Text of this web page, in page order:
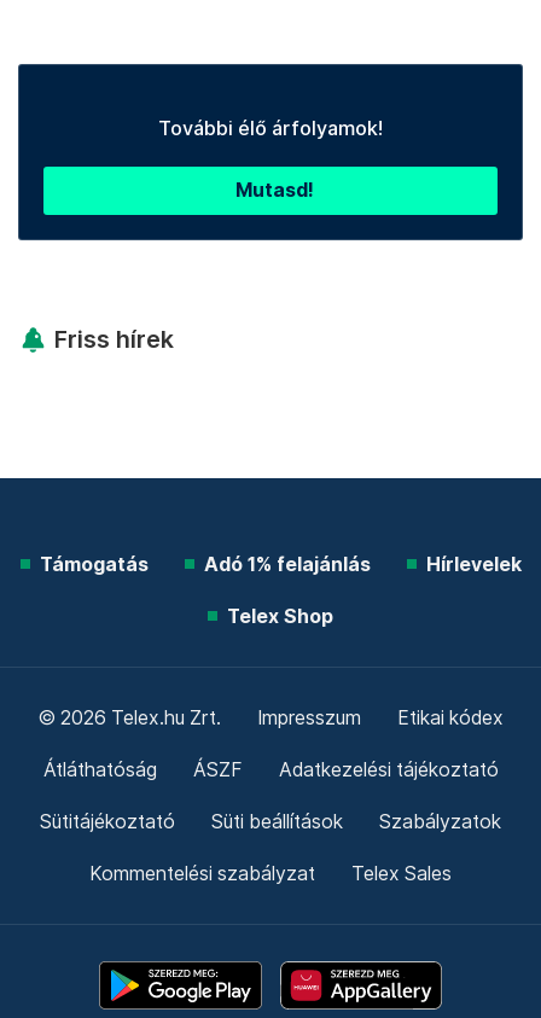
További élő árfolyamok!
Mutasd!
Friss hírek
Támogatás Adó 1% felajánlás Hírlevelek
Telex Shop
© 2026 Telex.hu Zrt. Impresszum Etikai kódex
Átláthatóság ÁSZF Adatkezelési tájékoztató
Sütitájékoztató Süti beállítások Szabályzatok
Kommentelési szabályzat Telex Sales